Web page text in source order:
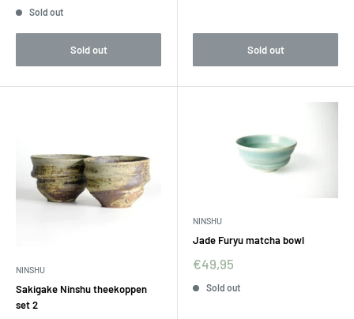
Sold out
Sold out Sold out
NINSHU
Sakigake Ninshu theekoppen
set 2
NINSHU
Jade Furyu matcha bowl
€49,95
Sold out